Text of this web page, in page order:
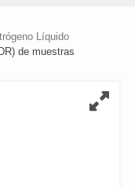
Líquido
de muestras